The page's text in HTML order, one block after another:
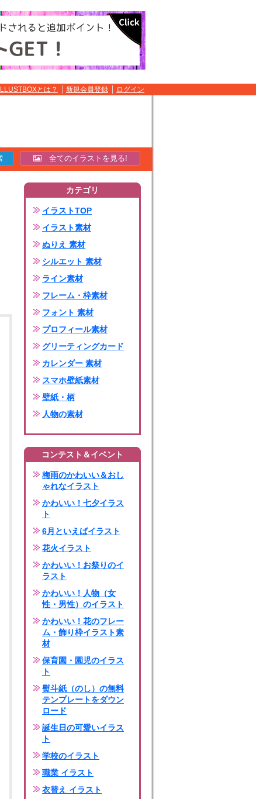
ILLUSTBOXとは？ 新規会員登録 ログイン
全てのイラストを見る!
カテゴリ
イラストTOP
イラスト素材
ぬりえ 素材
シルエット 素材
ライン素材
フレーム・枠素材
フォント 素材
プロフィール素材
グリーティングカード
カレンダー 素材
スマホ壁紙素材
壁紙・柄
人物の素材
コンテスト＆イベント
梅雨のかわいい＆おし
ゃれなイラスト
かわいい！七夕イラス
ト
6月といえばイラスト
花火イラスト
かわいい！お祭りのイ
ラスト
かわいい！人物（女
性・男性）のイラスト
かわいい！花のフレー
ム・飾り枠イラスト素
材
保育園・園児のイラス
ト
熨斗紙（のし）の無料
テンプレートをダウン
ロード
誕生日の可愛いイラス
ト
学校のイラスト
職業 イラスト
衣替え イラスト